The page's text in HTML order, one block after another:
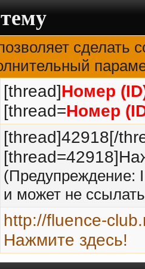
сделать
[thread]Номер
[thread=Номер
[thread]42918[/
(Предупреждение:
и может не
http://fluence-
Нажмите здесь!